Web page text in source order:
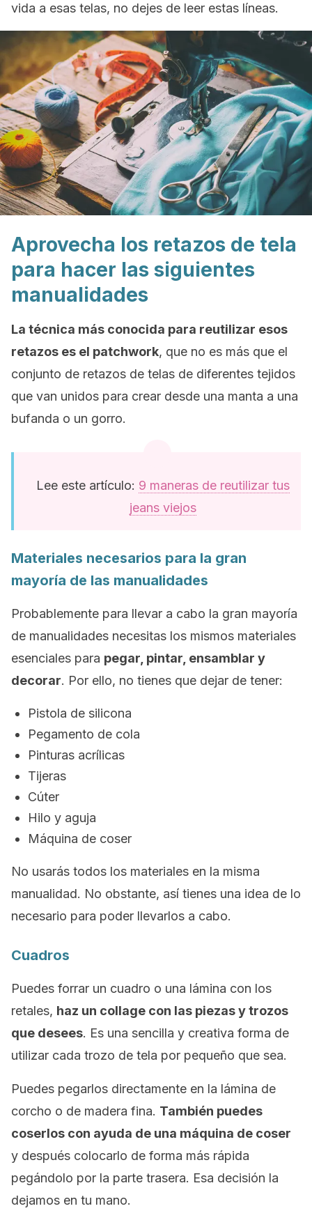
vida a esas telas, no dejes de leer estas líneas.
Aprovecha los retazos de tela
para hacer las siguientes
manualidades
La técnica más conocida para reutilizar esos
retazos es el patchwork, que no es más que el
conjunto de retazos de telas de diferentes tejidos
que van unidos para crear desde una manta a una
bufanda o un gorro.
Lee este artículo: 9 maneras de reutilizar tus
jeans viejos
Materiales necesarios para la gran
mayoría de las manualidades
Probablemente para llevar a cabo la gran mayoría
de manualidades necesitas los mismos materiales
esenciales para pegar, pintar, ensamblar y
decorar. Por ello, no tienes que dejar de tener:
Pistola de silicona
Pegamento de cola
Pinturas acrílicas
Tijeras
Cúter
Hilo y aguja
Máquina de coser
No usarás todos los materiales en la misma
manualidad. No obstante, así tienes una idea de lo
necesario para poder llevarlos a cabo.
Cuadros
Puedes forrar un cuadro o una lámina con los
retales, haz un collage con las piezas y trozos
que desees. Es una sencilla y creativa forma de
utilizar cada trozo de tela por pequeño que sea.
Puedes pegarlos directamente en la lámina de
corcho o de madera fina. También puedes
coserlos con ayuda de una máquina de coser
y después colocarlo de forma más rápida
pegándolo por la parte trasera. Esa decisión la
dejamos en tu mano.